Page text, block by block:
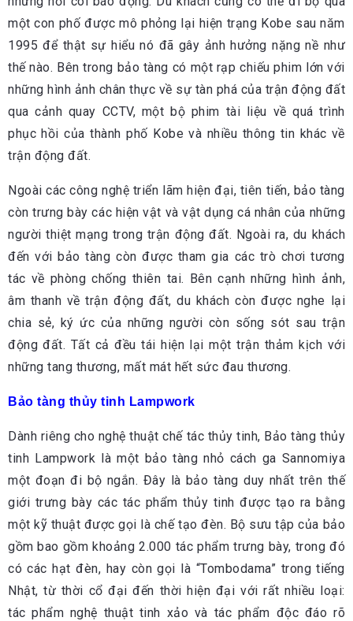
một con phố được mô phỏng lại hiện trạng Kobe sau năm
1995 để thật sự hiểu nó đã gây ảnh hưởng nặng nề như
thế nào. Bên trong bảo tàng có một rạp chiếu phim lớn với
những hình ảnh chân thực về sự tàn phá của trận động đất
qua cảnh quay CCTV, một bộ phim tài liệu về quá trình
phục hồi của thành phố Kobe và nhiều thông tin khác về
trận động đất.
Ngoài các công nghệ triển lãm hiện đại, tiên tiến, bảo tàng
còn trưng bày các hiện vật và vật dụng cá nhân của những
người thiệt mạng trong trận động đất. Ngoài ra, du khách
đến với bảo tàng còn được tham gia các trò chơi tương
tác về phòng chống thiên tai. Bên cạnh những hình ảnh,
âm thanh về trận động đất, du khách còn được nghe lại
chia sẻ, ký ức của những người còn sống sót sau trận
động đất. Tất cả đều tái hiện lại một trận thảm kịch với
những tang thương, mất mát hết sức đau thương.
Bảo tàng thủy tinh Lampwork
Dành riêng cho nghệ thuật chế tác thủy tinh, Bảo tàng thủy
tinh Lampwork là một bảo tàng nhỏ cách ga Sannomiya
một đoạn đi bộ ngắn. Đây là bảo tàng duy nhất trên thế
giới trưng bày các tác phẩm thủy tinh được tạo ra bằng
một kỹ thuật được gọi là chế tạo đèn. Bộ sưu tập của bảo
gồm bao gồm khoảng 2.000 tác phẩm trưng bày, trong đó
có các hạt đèn, hay còn gọi là “Tombodama” trong tiếng
Nhật, từ thời cổ đại đến thời hiện đại với rất nhiều loại:
tác phẩm nghệ thuật tinh xảo và tác phẩm độc đáo rõ